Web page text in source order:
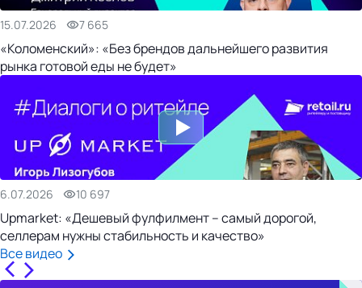
15.07.2026 7 665
«Коломенский»: «Без брендов дальнейшего развития
рынка готовой еды не будет»
6.07.2026 10 697
Upmarket: «Дешевый фулфилмент – самый дорогой,
селлерам нужны стабильность и качество»
Все видео